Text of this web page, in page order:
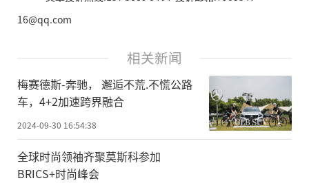
16@qq.com
相关新闻
梅赛德斯-奔驰， 邂逅不荒.不慌公路
车，4+2加速跨界融合
2024-09-30 16:54:38
全球时尚领袖齐聚莫斯科参加
BRICS+时尚峰会